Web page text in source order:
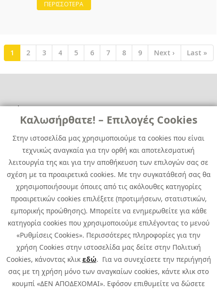
Καλωσήρθατε! – Επιλογές Cookies
Στην ιστοσελίδα μας χρησιμοποιούμε τα cookies που είναι
τεχνικώς αναγκαία για την ορθή και αποτελεσματική
λειτουργία της και για την αποθήκευση των επιλογών σας σε
σχέση με τα προαιρετικά cookies. Με την συγκατάθεσή σας θα
χρησιμοποιήσουμε όποιες από τις ακόλουθες κατηγορίες
προαιρετικών cookies επιλέξετε (προτιμήσεων, στατιστικών,
εμπορικής προώθησης). Μπορείτε να ενημερωθείτε για κάθε
κατηγορία cookies που χρησιμοποιούμε επιλέγοντας το μενού
«Ρυθμίσεις Cookies». Περισσότερες πληροφορίες για την
χρήση Cookies στην ιστοσελίδα μας δείτε στην Πολιτική
Cookies, κάνοντας κλικ εδώ. Για να συνεχίσετε την περιήγησή
σας με τη χρήση μόνο των αναγκαίων cookies, κάντε κλικ στο
κουμπί «ΔΕΝ ΑΠΟΔΕΧΟΜΑΙ». Εφόσον επιθυμείτε να δώσετε
ΠΕΡΙΣΣΟΤΕΡΑ
Σελιδοποίηση
Τρέχουσα
σελίδα
1 Σελίδα
2 Σελίδα
3 Σελίδα
4 Σελίδα
5 Σελίδα
6 Σελίδα
7 Σελίδα
8 Σελίδα
9
Next
page
Next ›
Last
page
Last »
Χρήσιμα
Χρήσιμα
Επικοινωνία
Media Kit
Καριέρα
Όμιλος Quest
Site Map